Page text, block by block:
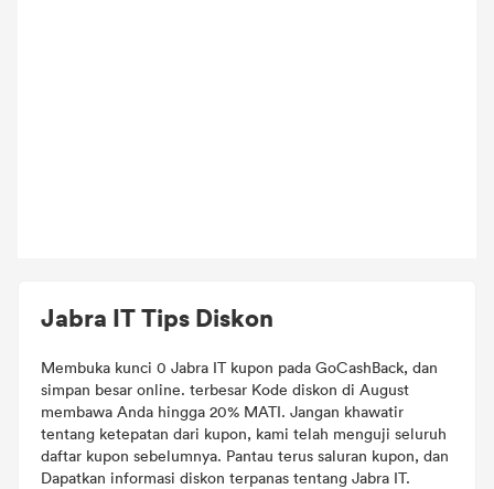
Jabra IT Tips Diskon
Membuka kunci 0 Jabra IT kupon pada GoCashBack, dan
simpan besar online. terbesar Kode diskon di August
membawa Anda hingga 20% MATI. Jangan khawatir
tentang ketepatan dari kupon, kami telah menguji seluruh
daftar kupon sebelumnya. Pantau terus saluran kupon, dan
Dapatkan informasi diskon terpanas tentang Jabra IT.